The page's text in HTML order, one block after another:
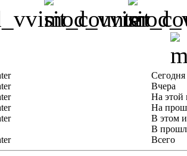
Сегодня
Вчера
На этой
На
В этом
В
Всего